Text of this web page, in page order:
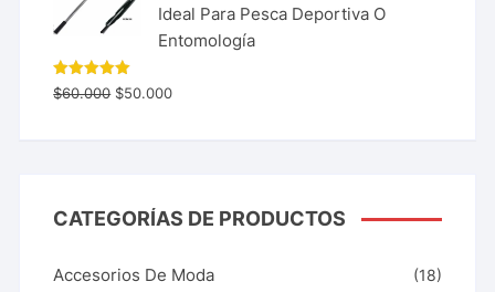
Ideal Para Pesca Deportiva O
Entomología
Valorado
con 5.00
$60.000 $50.000
CATEGORÍAS DE PRODUCTOS
Accesorios De Moda (18)